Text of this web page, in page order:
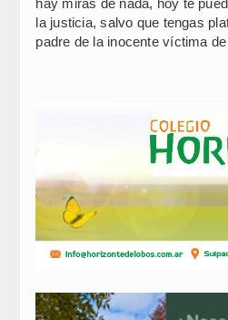
la justicia, salvo que tengas
padre de la inocente víctima